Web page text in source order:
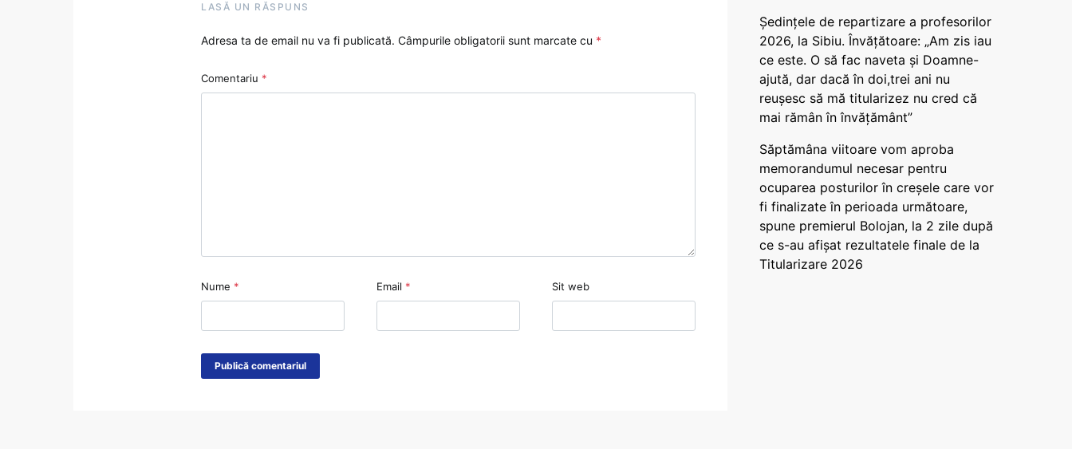
LASĂ UN RĂSPUNS
Adresa ta de email nu va fi publicată. Câmpurile obligatorii sunt marcate cu *
Comentariu *
Nume * Email * Sit web
Ședințele de repartizare a profesorilor
2026, la Sibiu. Învățătoare: „Am zis iau
ce este. O să fac naveta și Doamne-
ajută, dar dacă în doi,trei ani nu
reușesc să mă titularizez nu cred că
mai rămân în învățământ”
Săptămâna viitoare vom aproba
memorandumul necesar pentru
ocuparea posturilor în creșele care vor
fi finalizate în perioada următoare,
spune premierul Bolojan, la 2 zile după
ce s-au afișat rezultatele finale de la
Titularizare 2026